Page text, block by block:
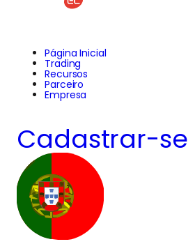
Página Inicial
Trading
Recursos
Parceiro
Empresa
Cadastrar-se